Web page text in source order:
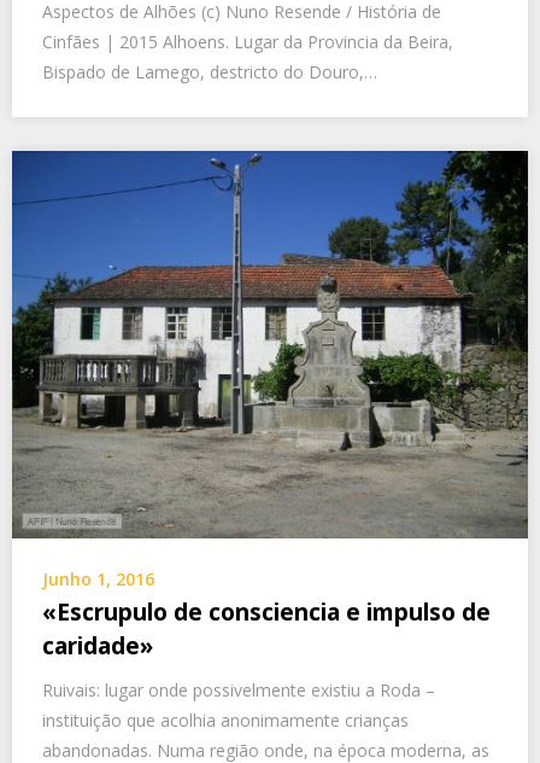
Aspectos de Alhões (c) Nuno Resende / História de
Cinfães | 2015 Alhoens. Lugar da Provincia da Beira,
Bispado de Lamego, destricto do Douro,…
Junho 1, 2016
«Escrupulo de consciencia e impulso de
caridade»
Ruivais: lugar onde possivelmente existiu a Roda –
instituição que acolhia anonimamente crianças
abandonadas. Numa região onde, na época moderna, as